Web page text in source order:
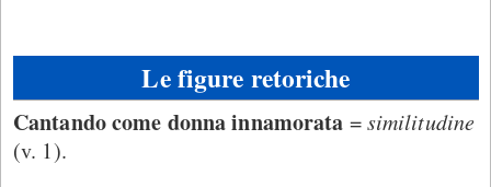
Le figure retoriche
Cantando come donna innamorata =similitudine
(v. 1).